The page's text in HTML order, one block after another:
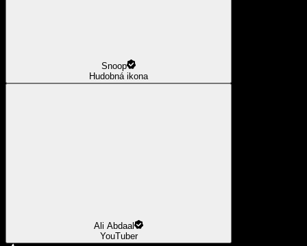
Snoop
Hudobná ikona
Ali Abdaal
YouTuber